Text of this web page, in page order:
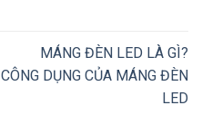
MÁNG ĐÈN LED LÀ GÌ?
CÔNG DỤNG CỦA MÁNG ĐÈN
LED